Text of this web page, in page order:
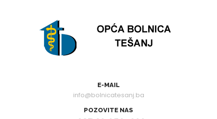
E-MAIL
info@bolnicatesanj.ba
POZOVITE NAS